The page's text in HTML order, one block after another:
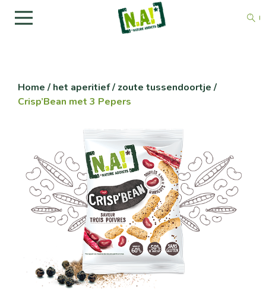
Home / het aperitief / zoute tussendoortje /
Crisp’Bean met 3 Pepers